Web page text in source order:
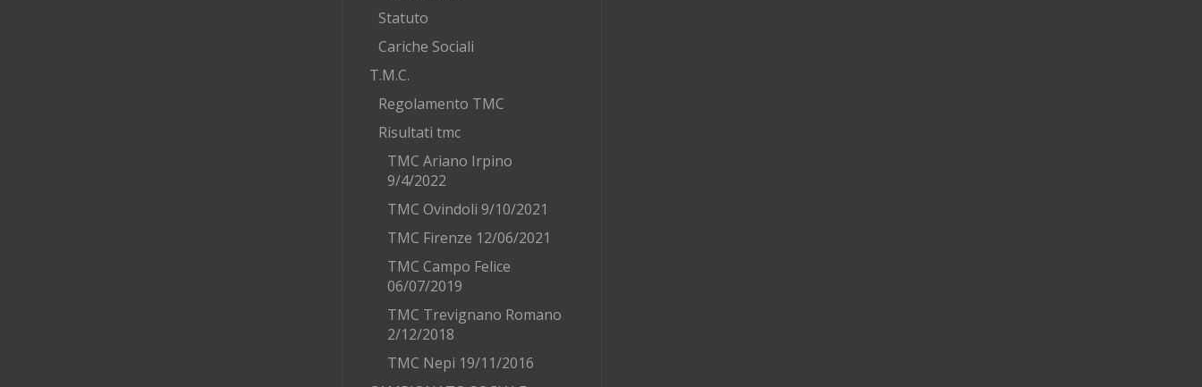
Statuto
Cariche Sociali
T.M.C.
Regolamento TMC
Risultati tmc
TMC Ariano Irpino
9/4/2022
TMC Ovindoli 9/10/2021
TMC Firenze 12/06/2021
TMC Campo Felice
06/07/2019
TMC Trevignano Romano
2/12/2018
TMC Nepi 19/11/2016